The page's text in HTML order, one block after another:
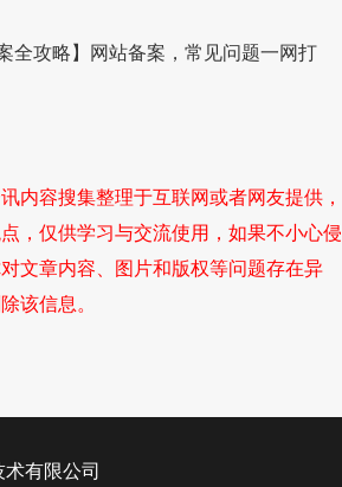
全攻略】网站备案，常见问题一网打
内容搜集整理于互联网或者网友提供，
，仅供学习与交流使用，如果不小心侵
文章内容、图片和版权等问题存在异
该信息。
有限公司